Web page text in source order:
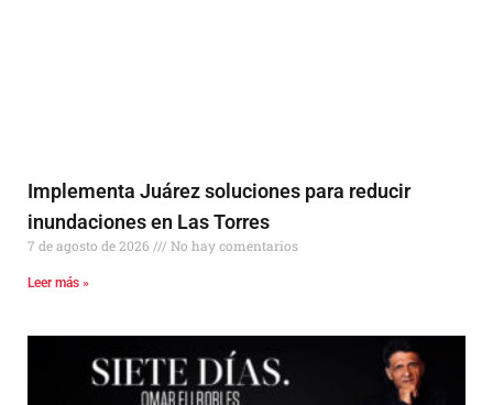
Implementa Juárez soluciones para reducir
inundaciones en Las Torres
7 de agosto de 2026 No hay comentarios
Leer más »